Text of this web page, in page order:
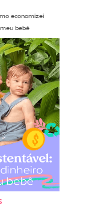
economizei
bebê